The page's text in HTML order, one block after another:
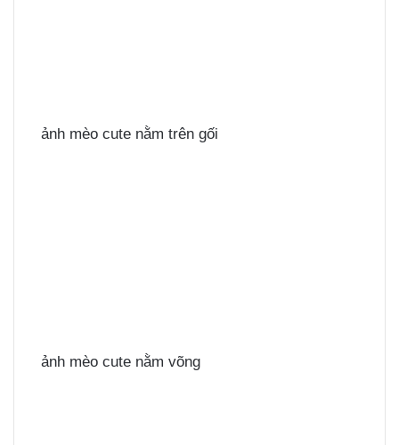
ảnh mèo cute nằm trên gối
ảnh mèo cute nằm võng